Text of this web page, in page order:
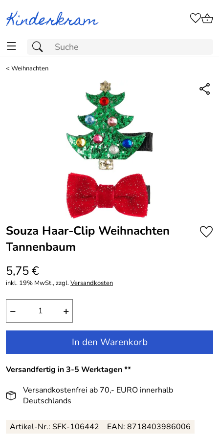
<Weihnachten
Souza Haar-Clip Weihnachten
Tannenbaum
5,75 €
inkl. 19% MwSt., zzgl.Versandkosten
− +
In den Warenkorb
Versandfertig in 3-5 Werktagen **
Versandkostenfrei ab 70,- EURO innerhalb
Deutschlands
Artikel-Nr.: SFK-106442 EAN: 8718403986006